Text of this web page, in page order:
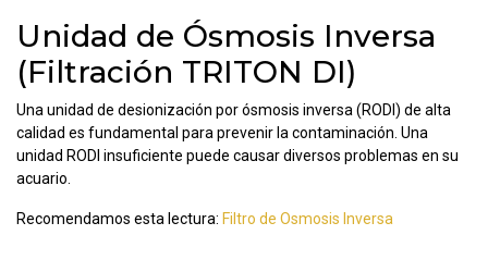
Unidad de Ósmosis Inversa
(Filtración TRITON DI)
Una unidad de desionización por ósmosis inversa (RODI) de alta
calidad es fundamental para prevenir la contaminación. Una
unidad RODI insuficiente puede causar diversos problemas en su
acuario.
Recomendamos esta lectura: Filtro de Osmosis Inversa